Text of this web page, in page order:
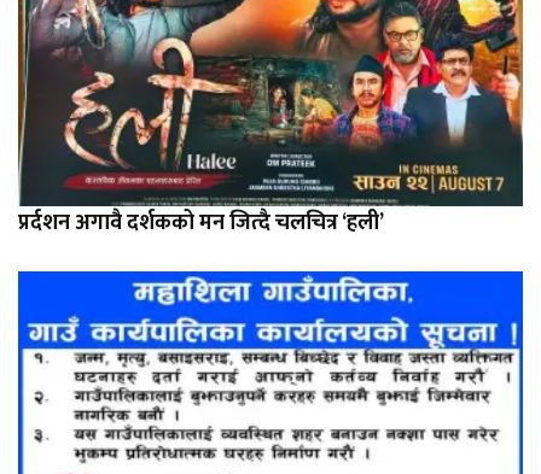
प्रर्दशन अगावै दर्शकको मन जित्दै चलचित्र ‘हली’